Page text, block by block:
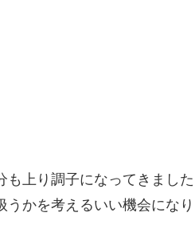
も上り調子になってきました
かを考えるいい機会になり